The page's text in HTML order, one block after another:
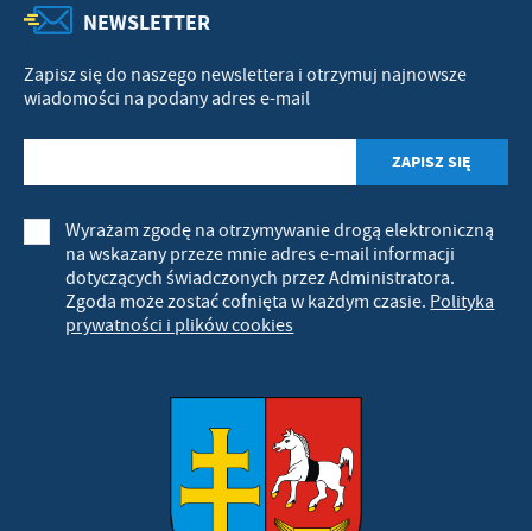
NEWSLETTER
Zapisz się do naszego newslettera i otrzymuj najnowsze
wiadomości na podany adres e-mail
Wyrażam zgodę na otrzymywanie drogą elektroniczną
na wskazany przeze mnie adres e-mail informacji
dotyczących świadczonych przez Administratora.
Zgoda może zostać cofnięta w każdym czasie. Polityka
prywatności i plików cookies